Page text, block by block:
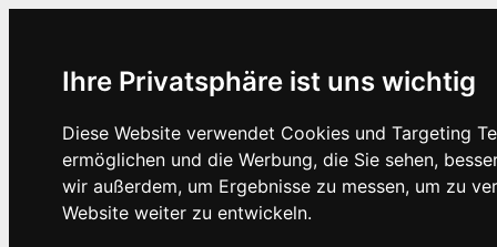
Ihre Privatsphäre ist uns wichtig
Diese Website verwendet Cookies und Targeting
ermöglichen und die Werbung, die Sie sehen,
wir außerdem, um Ergebnisse zu messen, um zu
Website weiter zu entwickeln.